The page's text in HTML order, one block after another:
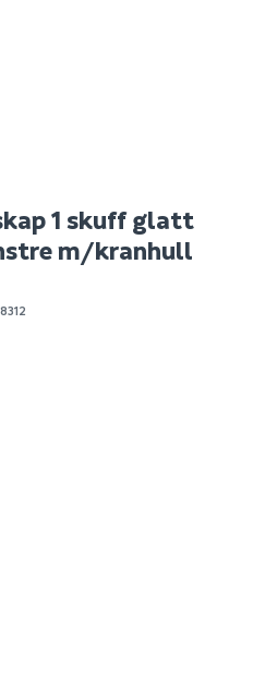
1 skuff glatt
m/kranhull